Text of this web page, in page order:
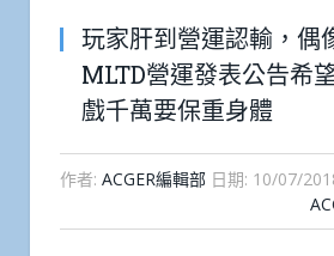
玩家肝到營運認輸，偶
MLTD營運發表公告希
戲千萬要保重身體
作者: ACGER編輯部 日期: 10/07/